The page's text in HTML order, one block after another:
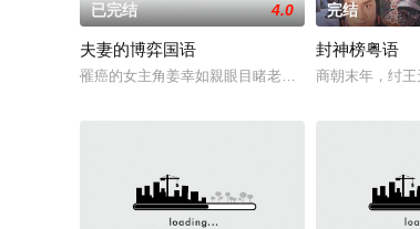
已完结 4.0
夫妻的博弈国语
罹癌的女主角姜幸如親眼目睹老公和她唯一的閨蜜的
完结
封神榜粤语
商朝末年，纣